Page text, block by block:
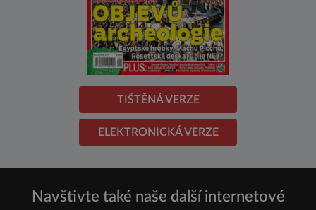
TIŠTĚNÁ VERZE
ELEKTRONICKÁ VERZE
Navštivte také naše další internetové